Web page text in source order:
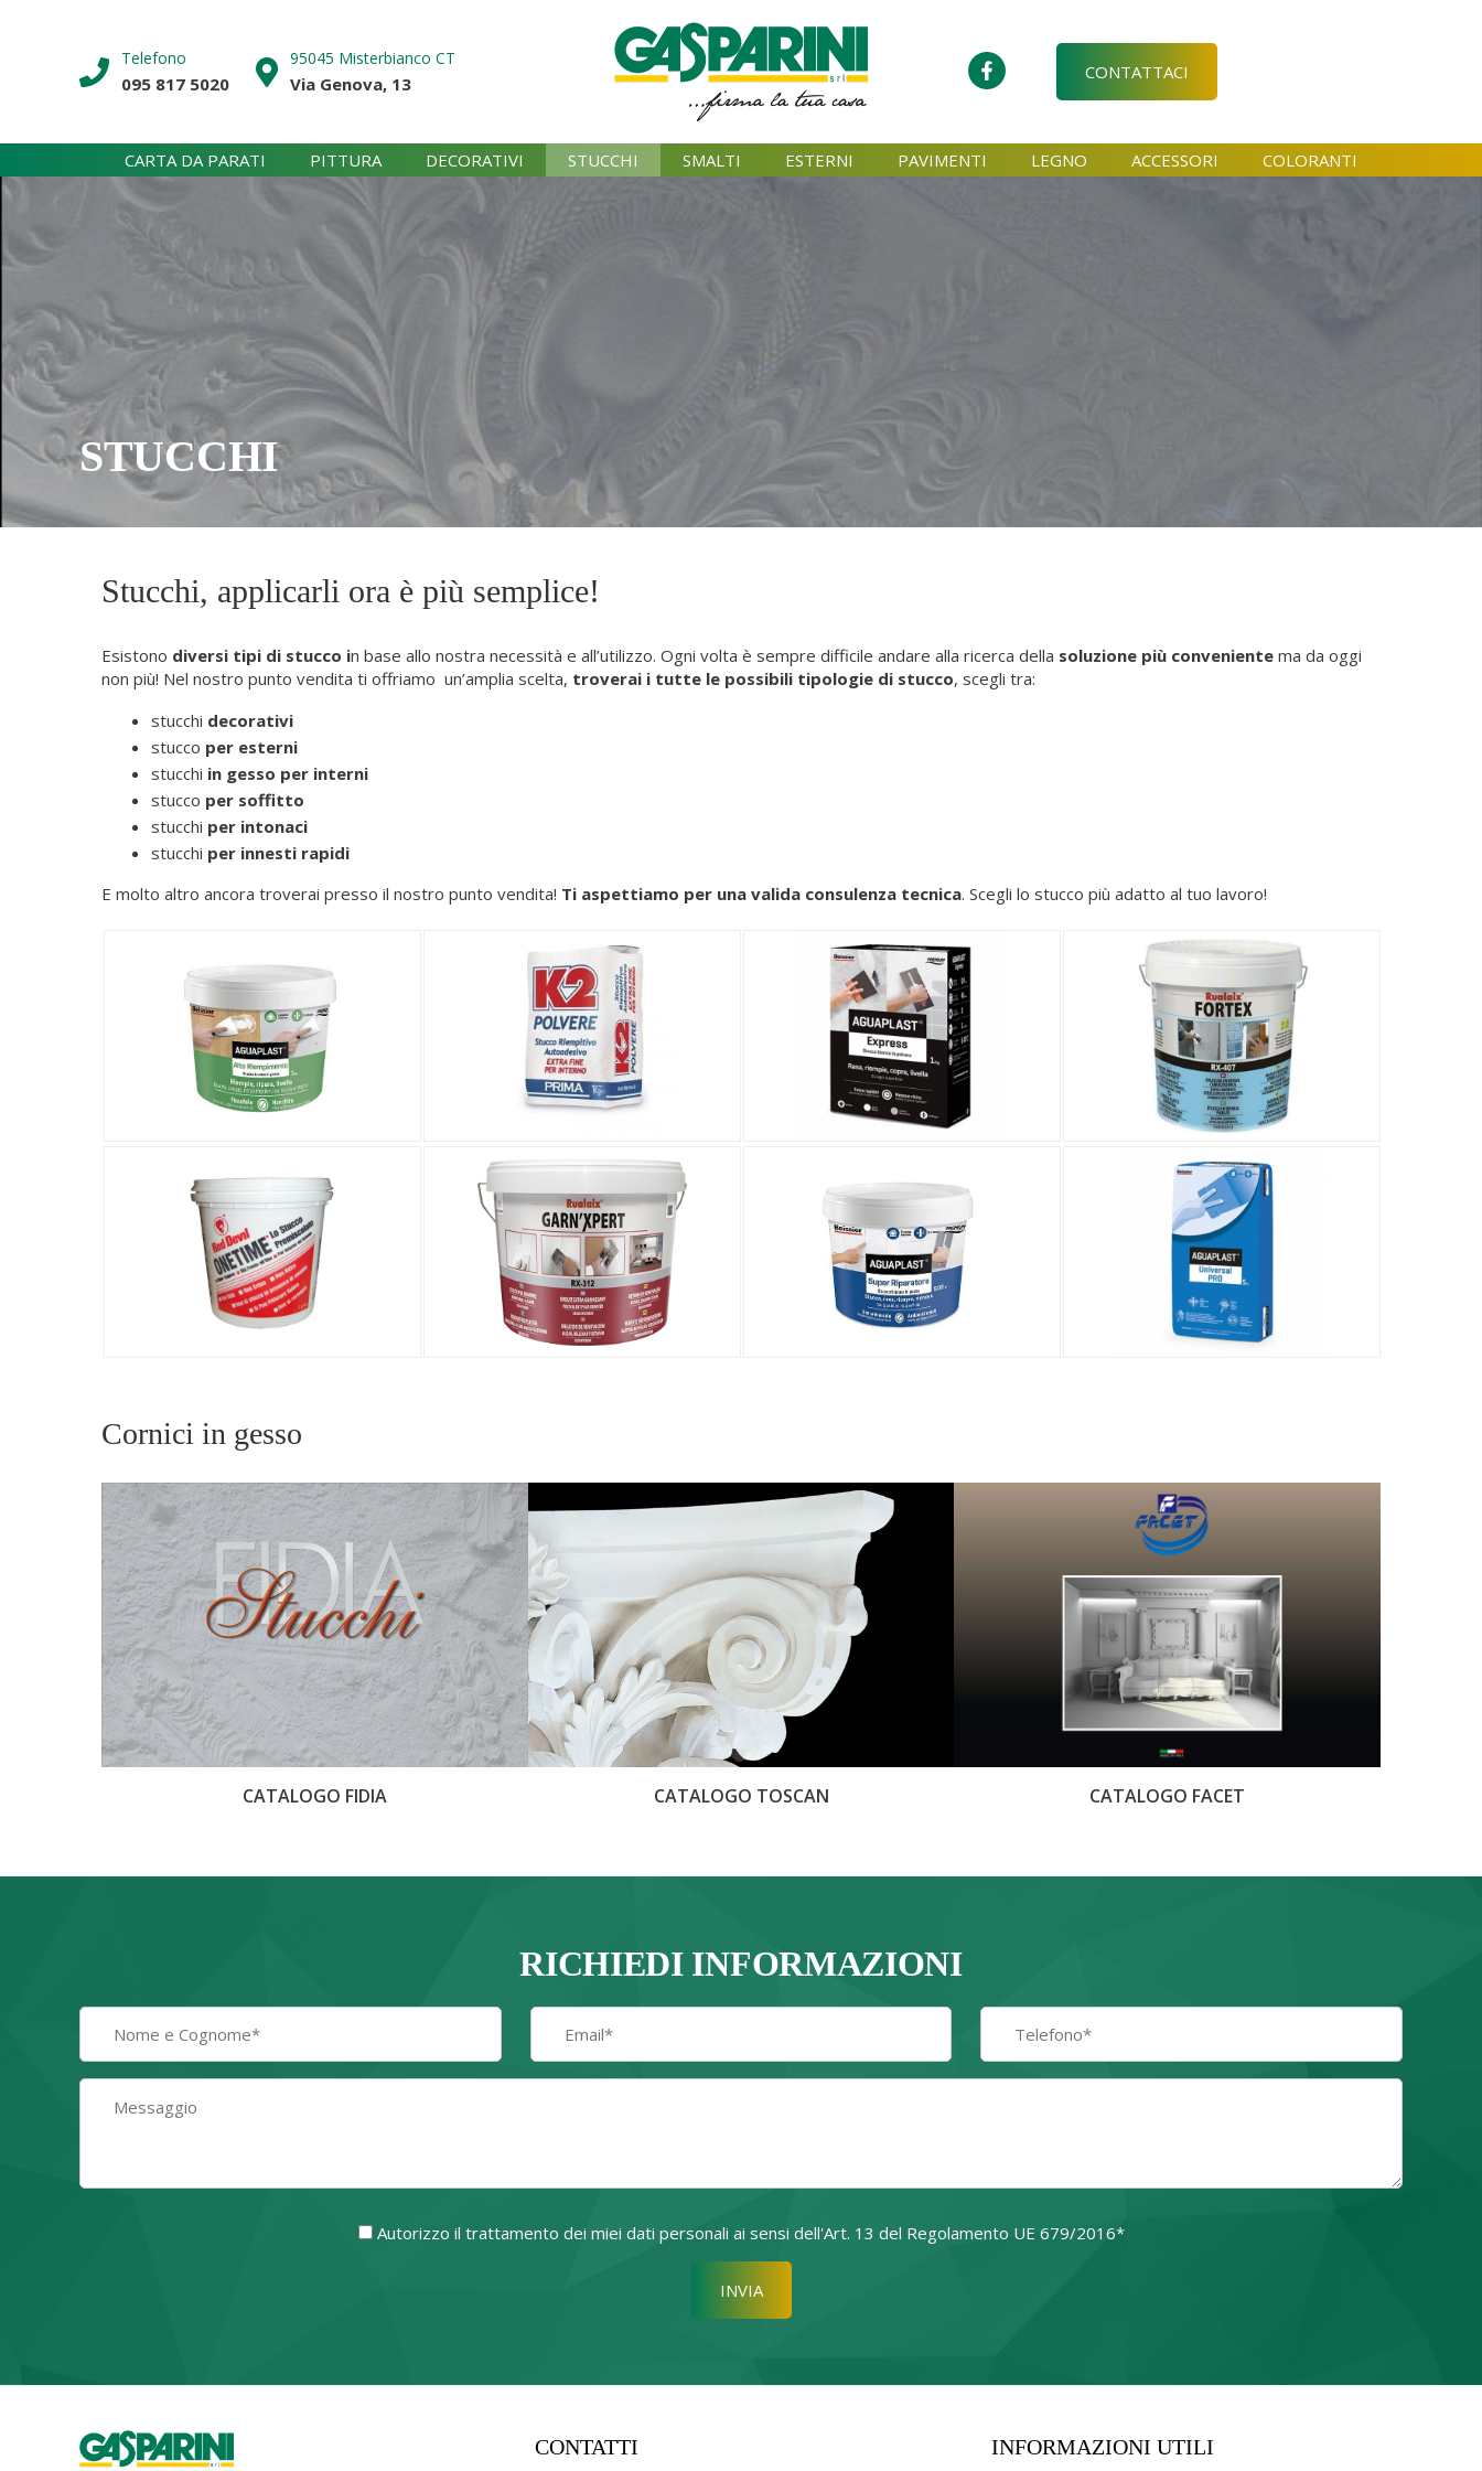
Telefono
095 817 5020
95045 Misterbianco CT
Via Genova, 13
CONTATTACI
CARTA DA PARATI PITTURA DECORATIVI STUCCHI SMALTI ESTERNI PAVIMENTI LEGNO ACCESSORI COLORANTI
STUCCHI
Stucchi, applicarli ora è più semplice!
Esistono diversi tipi di stucco in base allo nostra necessità e all’utilizzo. Ogni volta è sempre difficile andare alla ricerca della soluzione più conveniente ma da oggi
non più! Nel nostro punto vendita ti offriamo un’amplia scelta, troverai i tutte le possibili tipologie di stucco, scegli tra:
stucchi decorativi
stucco per esterni
stucchi in gesso per interni
stucco per soffitto
stucchi per intonaci
stucchi per innesti rapidi
E molto altro ancora troverai presso il nostro punto vendita! Ti aspettiamo per una valida consulenza tecnica. Scegli lo stucco più adatto al tuo lavoro!
Cornici in gesso
CATALOGO FIDIA CATALOGO TOSCAN CATALOGO FACET
RICHIEDI INFORMAZIONI
Autorizzo il trattamento dei miei dati personali ai sensi dell'Art. 13 del Regolamento UE 679/2016*
Si prega di lasciare vuoto questo campo.
CONTATTI INFORMAZIONI UTILI